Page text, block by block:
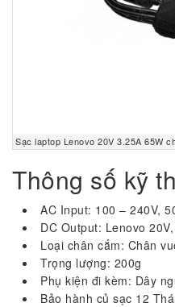
Sạc laptop Lenovo 20V 3.25A 65W
Thông số kỹ
AC Input: 100 – 240V,
DC Output: Lenovo
Loại chân cắm: Chân
Trọng lượng: 200g
Phụ kiện đi kèm: Dây
Bảo hành củ sạc 12